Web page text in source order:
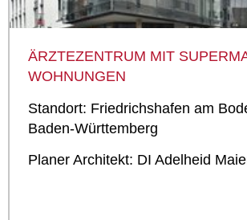
ÄRZTEZENTRUM MIT
WOHNUNGEN
Standort: Friedrichshafen am
Baden-Württemberg
Planer Architekt: DI Adelheid